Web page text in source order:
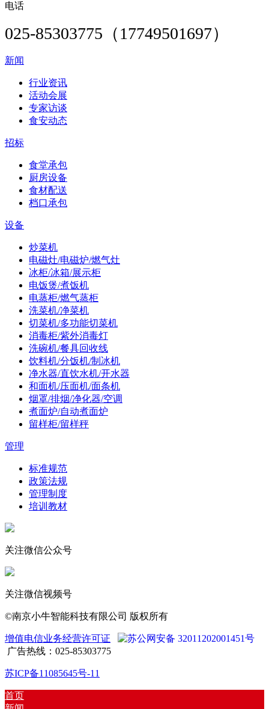
电话
025-85303775（17749501697）
新闻
行业资讯
活动会展
专家访谈
食安动态
招标
食堂承包
厨房设备
食材配送
档口承包
设备
炒菜机
电磁灶/电磁炉/燃气灶
冰柜/冰箱/展示柜
电饭煲/煮饭机
电蒸柜/燃气蒸柜
洗菜机/净菜机
切菜机/多功能切菜机
消毒柜/紫外消毒灯
洗碗机/餐具回收线
饮料机/分饭机/制冰机
净水器/直饮水机/开水器
和面机/压面机/面条机
烟罩/排烟/净化器/空调
煮面炉/自动煮面炉
留样柜/留样秤
管理
标准规范
政策法规
管理制度
培训教材
关注微信公众号
关注微信视频号
©南京小牛智能科技有限公司 版权所有
增值电信业务经营许可证
苏公网安备 32011202001451号
广告热线：025-85303775
苏ICP备11085645号-11
首页